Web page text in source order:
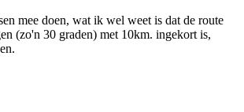
mee doen, wat ik wel weet is dat de route
(zo'n 30 graden) met 10km. ingekort is,